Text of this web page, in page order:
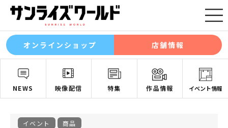
オンラインショップ 店舗情報
NEWS 映像配信 特集 作品情報 イベント情報
イベント 商品